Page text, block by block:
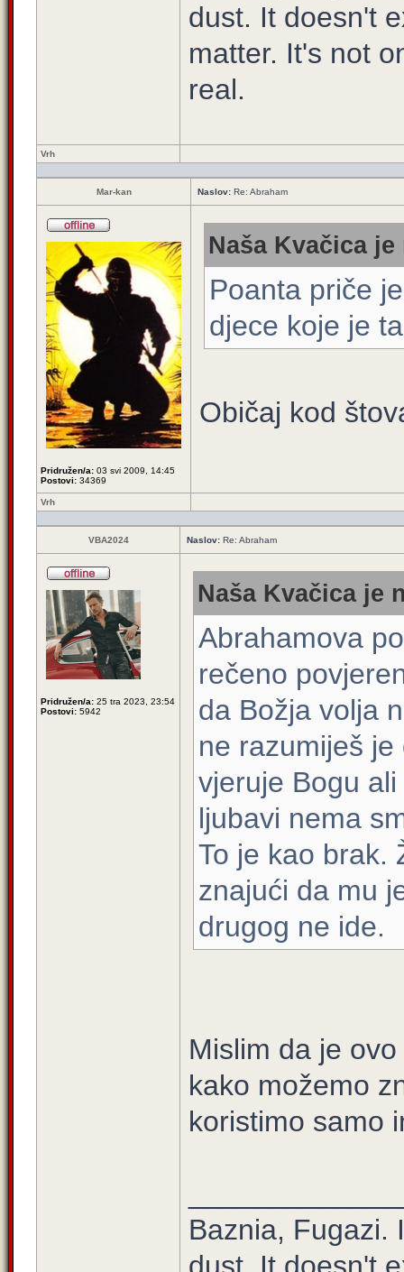
dust. It doesn't
matter. It's not
real.
Vrh
Mar-kan Naslov: Re: Abraham
Pridružen/a: 03 svi 2009, 14:45
Postovi: 34369
Naša Kvačica
Poanta priče
djece koje je
Običaj kod
Vrh
VBA2024 Naslov: Re: Abraham
Pridružen/a: 25 tra 2023, 23:54
Postovi: 5942
Naša Kvačica je
Abrahamova
rečeno
da Božja volja
ne razumiješ
vjeruje Bogu
ljubavi nema
To je kao brak.
znajući da mu
drugog ne ide.
Mislim da je
kako možemo
koristimo samo
Baznia, Fugazi.